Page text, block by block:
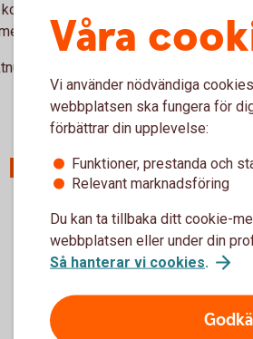
på bokad rådgivning och
nedan.
Våra
Vi använder nödvändiga
webbplatsen ska fungera för
förbättrar din upplevelse:
Funktioner, prestanda och
Relevant marknadsföring
Du kan ta tillbaka ditt cookie-
webbplatsen eller under din
Så hanterar vi cookies.